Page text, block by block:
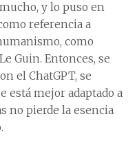
y lo puso en
referencia a
como
Guin. Entonces, se
el ChatGPT, se
está mejor adaptado a
no pierde la esencia